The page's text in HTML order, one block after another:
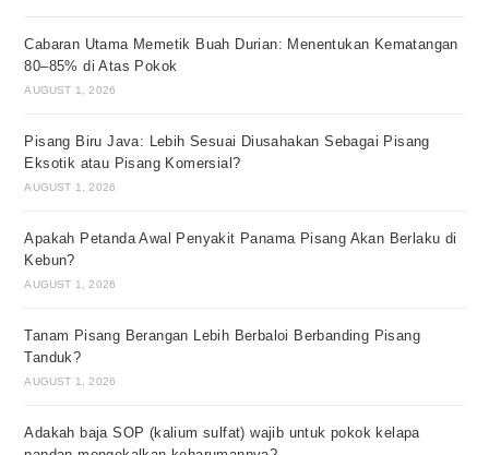
Cabaran Utama Memetik Buah Durian: Menentukan Kematangan
80–85% di Atas Pokok
AUGUST 1, 2026
Pisang Biru Java: Lebih Sesuai Diusahakan Sebagai Pisang
Eksotik atau Pisang Komersial?
AUGUST 1, 2026
Apakah Petanda Awal Penyakit Panama Pisang Akan Berlaku di
Kebun?
AUGUST 1, 2026
Tanam Pisang Berangan Lebih Berbaloi Berbanding Pisang
Tanduk?
AUGUST 1, 2026
Adakah baja SOP (kalium sulfat) wajib untuk pokok kelapa